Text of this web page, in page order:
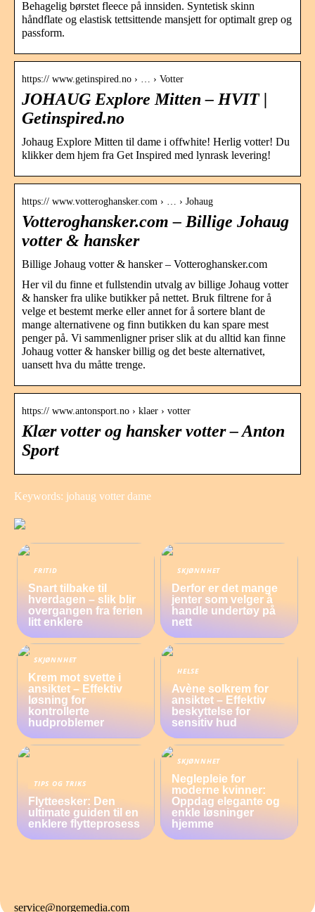
Behagelig børstet fleece på innsiden. Syntetisk skinn
håndflate og elastisk tettsittende mansjett for optimalt grep og
passform.
https:// www.getinspired.no › … › Votter
JOHAUG Explore Mitten – HVIT |
Getinspired.no
Johaug Explore Mitten til dame i offwhite! Herlig votter! Du
klikker dem hjem fra Get Inspired med lynrask levering!
https:// www.votteroghansker.com › … › Johaug
Votteroghansker.com – Billige Johaug
votter & hansker
Billige Johaug votter & hansker – Votteroghansker.com
Her vil du finne et fullstendin utvalg av billige Johaug votter
& hansker fra ulike butikker på nettet. Bruk filtrene for å
velge et bestemt merke eller annet for å sortere blant de
mange alternativene og finn butikken du kan spare mest
penger på. Vi sammenligner priser slik at du alltid kan finne
Johaug votter & hansker billig og det beste alternativet,
uansett hva du måtte trenge.
https:// www.antonsport.no › klaer › votter
Klær votter og hansker votter – Anton
Sport
Keywords: johaug votter dame
FRITID
Snart tilbake til
hverdagen – slik blir
overgangen fra ferien
litt enklere
SKJØNNHET
Derfor er det mange
jenter som velger å
handle undertøy på
nett
SKJØNNHET
Krem mot svette i
ansiktet – Effektiv
løsning for
kontrollerte
hudproblemer
HELSE
Avène solkrem for
ansiktet – Effektiv
beskyttelse for
sensitiv hud
TIPS OG TRIKS
Flytteesker: Den
ultimate guiden til en
enklere flytteprosess
SKJØNNHET
Neglepleie for
moderne kvinner:
Oppdag elegante og
enkle løsninger
hjemme
service@norgemedia.com